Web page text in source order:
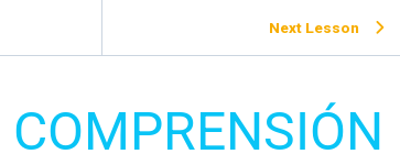
Next Lesson